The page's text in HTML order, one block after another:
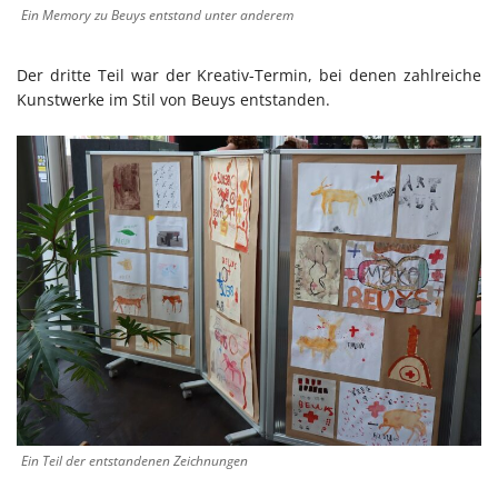
Ein Memory zu Beuys entstand unter anderem
Der dritte Teil war der Kreativ-Termin, bei denen zahlreiche
Kunstwerke im Stil von Beuys entstanden.
Ein Teil der entstandenen Zeichnungen